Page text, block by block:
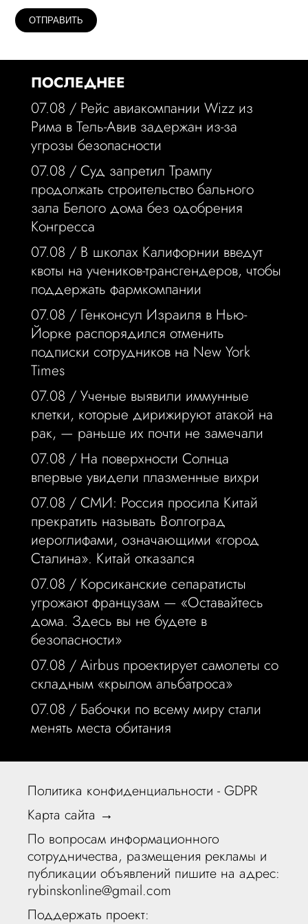
ПОСЛЕДНЕЕ
07.08 / Рейс авиакомпании Wizz из
Рима в Тель-Авив задержан из-за
угрозы безопасности
07.08 / Суд запретил Трампу
продолжать строительство бального
зала Белого дома без одобрения
Конгресса
07.08 / В школах Калифорнии введут
квоты на учеников-трансгендеров, чтобы
поддержать фармкомпании
07.08 / Генконсул Израиля в Нью-
Йорке распорядился отменить
подписки сотрудников на New York
Times
07.08 / Ученые выявили иммунные
клетки, которые дирижируют атакой на
рак, — раньше их почти не замечали
07.08 / На поверхности Солнца
впервые увидели плазменные вихри
07.08 / СМИ: Россия просила Китай
прекратить называть Волгоград
иероглифами, означающими «город
Сталина». Китай отказался
07.08 / Корсиканские сепаратисты
угрожают французам — «Оставайтесь
дома. Здесь вы не будете в
безопасности»
07.08 / Airbus проектирует самолеты со
складным «крылом альбатроса»
07.08 / Бабочки по всему миру стали
менять места обитания
Политика конфиденциальности - GDPR
Карта сайта →
По вопросам информационного
сотрудничества, размещения рекламы и
публикации объявлений пишите на адрес:
rybinskonline@gmail.com
Поддержать проект: